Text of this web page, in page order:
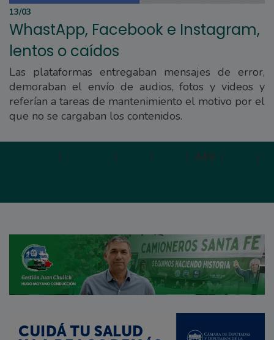
13/03
WhastApp, Facebook e Instagram,
lentos o caídos
Las plataformas entregaban mensajes de error,
demoraban el envío de audios, fotos y videos y
referían a tareas de mantenimiento el motivo por el
que no se cargaban los contenidos.
| | | | 449 | |